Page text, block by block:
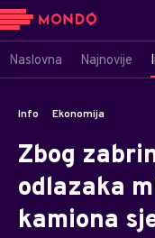
Naslovna Najnovije
Info Ekonomija
Zbog
odlazaka
kamiona